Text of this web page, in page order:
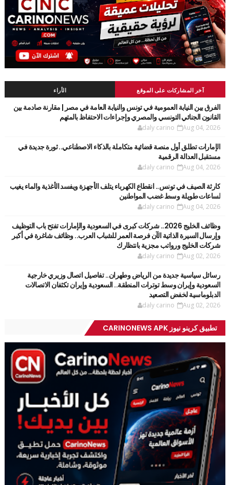
آخر المشاركات على الموقع الأراء
الفرق بين النيابة العمومية في تونس والنيابة العامة في مصر | مقارنة صادمة بين
القانون الجنائي التونسي والمصري وإجراءات الاحتفاظ بالمتهم
daly carino Aug 04, 2026
الإمارات تطلق أول منصة قضائية متكاملة بالذكاء الاصطناعي.. ثورة جديدة في
مستقبل العدالة الرقمية
daly carino Aug 04, 2026
كارثة الصيف في تونس.. انقطاع الكهرباء يتلف الأجهزة ويفسد الأغذية والماء يغيب
لساعات طويلة وسط غضب المواطنين
daly carino Aug 04, 2026
وظائف الخليج 2026.. شركات كبرى في السعودية والإمارات تفتح باب التوظيف
وإرسال السيرة الذاتية الآن فرصة العمر للشباب العرب.. وظائف شاغرة في أكبر
شركات الخليج ورواتب مجزية بانتظارك
daly carino Aug 02, 2026
رسائل سياسية جديدة من الرياض وطهران.. تفاصيل اتصال وزيري خارجية
السعودية وإيران وسط توترات المنطقة.. السعودية وإيران تكثفان الاتصالات
الدبلوماسية لخفض التصعيد
daly carino Aug 02, 2026
تطبيق كرينو نيوز CARINONEWS APK